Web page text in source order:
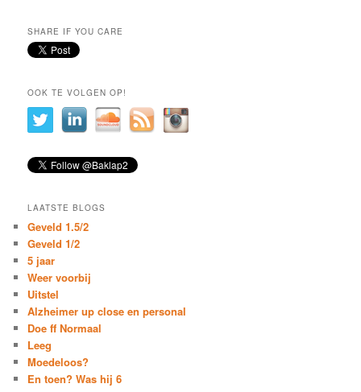
SHARE IF YOU CARE
OOK TE VOLGEN OP!
LAATSTE BLOGS
Geveld 1.5/2
Geveld 1/2
5 jaar
Weer voorbij
Uitstel
Alzheimer up close en personal
Doe ff Normaal
Leeg
Moedeloos?
En toen? Was hij 6